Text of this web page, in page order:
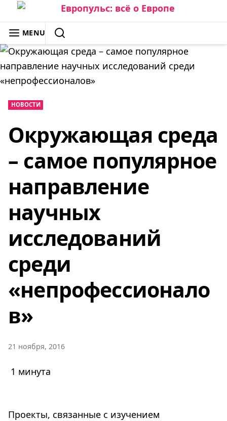
Skip
to
content
ЕВРОПУЛЬС: ВСЁ О ЕВРОПЕ
MENU
SEARCH
НОВОСТИ
Окружающая среда
– самое популярное
направление
научных
исследований
среди
«непрофессионало
в»
21 ноября, 2016
1 минута
Проекты, связанные с изучением